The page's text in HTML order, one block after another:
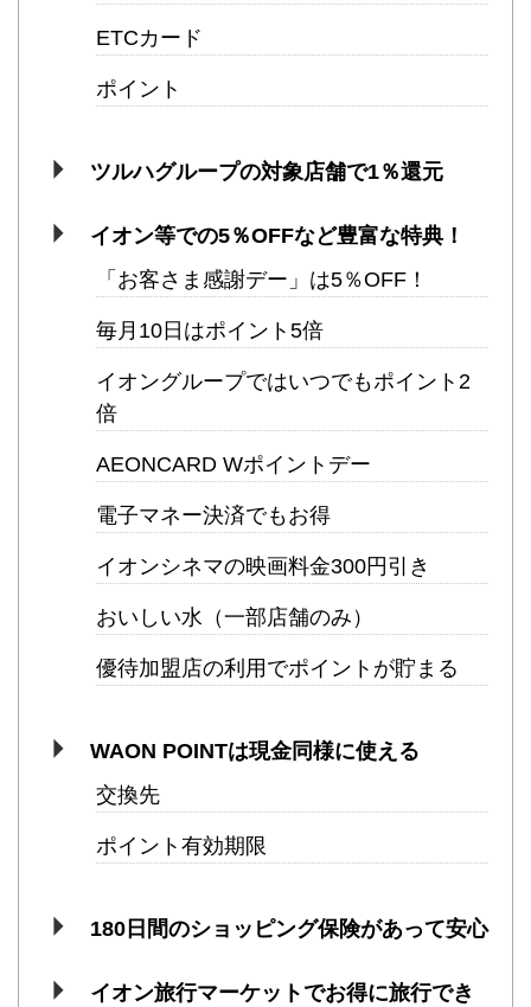
ETCカード
ポイント
ツルハグループの対象店舗で1％還元
イオン等での5％OFFなど豊富な特典！
「お客さま感謝デー」は5％OFF！
毎月10日はポイント5倍
イオングループではいつでもポイント2
倍
AEONCARD Wポイントデー
電子マネー決済でもお得
イオンシネマの映画料金300円引き
おいしい水（一部店舗のみ）
優待加盟店の利用でポイントが貯まる
WAON POINTは現金同様に使える
交換先
ポイント有効期限
180日間のショッピング保険があって安心
イオン旅行マーケットでお得に旅行でき